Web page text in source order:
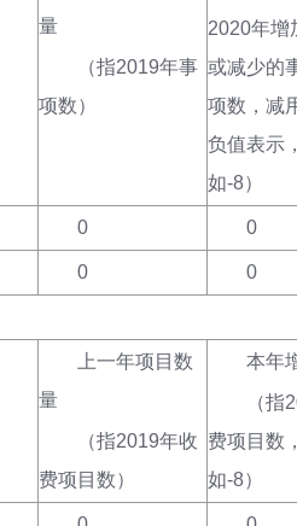
量
（指2019年事
项数）
2020年增
或减少的
项数，减
负值表示
如-8）
0 0
0 0
上一年项目数
量
（指2019年收
费项目数）
本年
（指
费项目数
如-8）